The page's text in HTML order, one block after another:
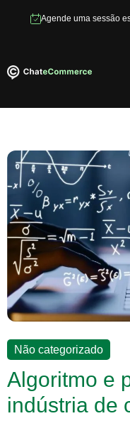
Agende uma sessão
Não categorizado
Algoritmo e
indústria de